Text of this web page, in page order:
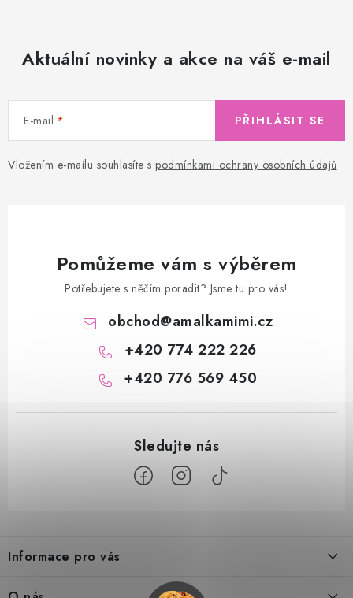
Aktuální novinky a akce na váš e-mail
E-mail
Vložením e-mailu souhlasíte s podmínkami ochrany osobních údajů
PŘIHLÁSIT SE
Pomůžeme vám s výběrem
Potřebujete s něčím poradit? Jsme tu pro vás!
obchod@amalkamimi.cz
+420 774 222 226
+420 776 569 450
p
a
Informace pro vás